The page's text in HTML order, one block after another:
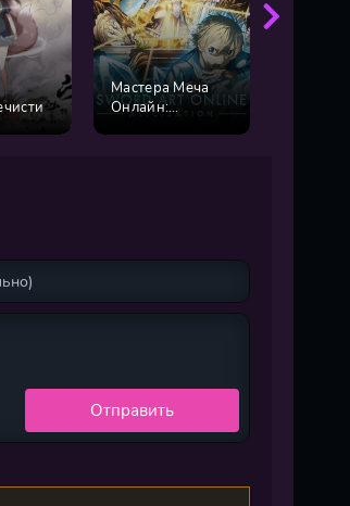
Мастера Меча
Онлайн:
Отправить